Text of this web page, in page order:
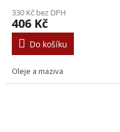
330 Kč bez DPH
406 Kč
Do košíku
Oleje a maziva